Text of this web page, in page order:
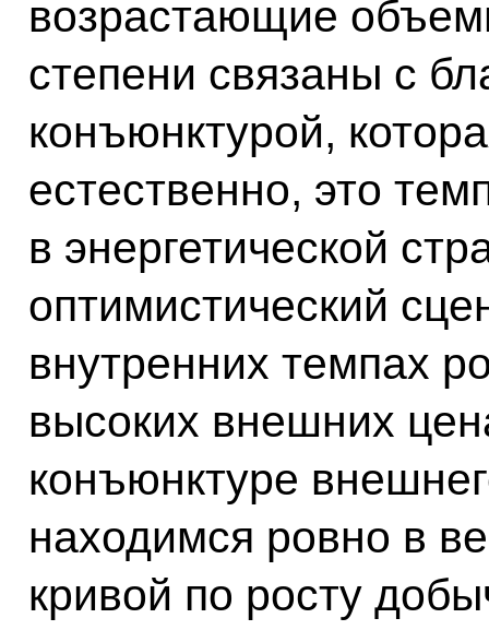
возрастающие
степени связаны с
конъюнктурой,
естественно, это
в энергетической
оптимистический
внутренних темпах
высоких внешних
конъюнктуре
находимся ровно в
кривой по росту